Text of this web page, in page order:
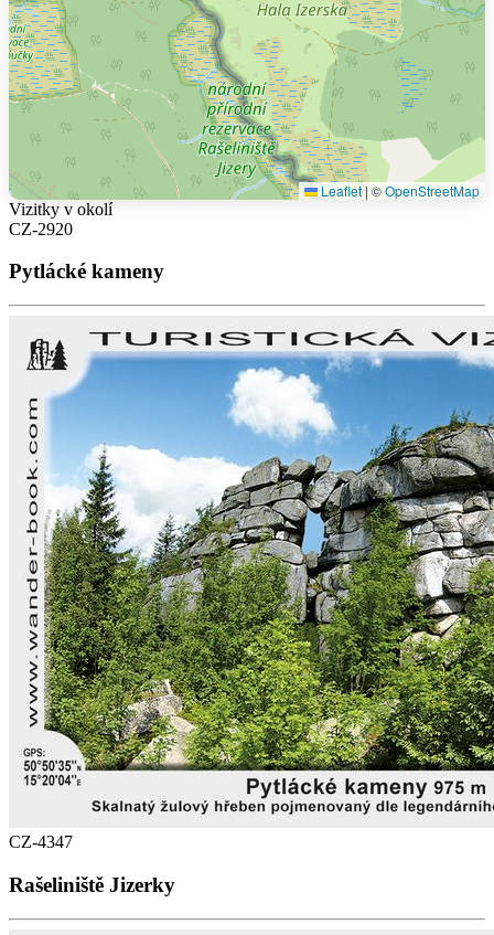
Leaflet | ©OpenStreetMap
Vizitky v okolí
CZ-2920
Pytlácké kameny
CZ-4347
Rašeliniště Jizerky